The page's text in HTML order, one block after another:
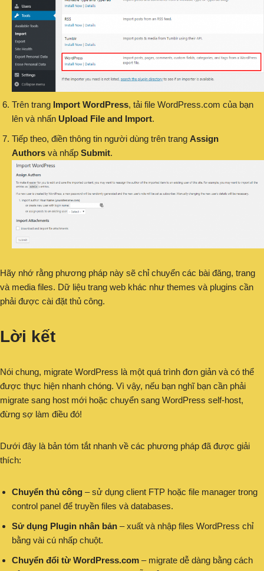
Trên trang Import WordPress, tải file WordPress.com của bạn
lên và nhấn Upload File and Import.
Tiếp theo, điền thông tin người dùng trên trang Assign
Authors và nhấp Submit.
Hãy nhớ rằng phương pháp này sẽ chỉ chuyển các bài đăng, trang
và media files. Dữ liệu trang web khác như themes và plugins cần
phải được cài đặt thủ công.
Lời kết
Nói chung, migrate WordPress là một quá trình đơn giản và có thể
được thực hiện nhanh chóng. Vì vậy, nếu bạn nghĩ bạn cần phải
migrate sang host mới hoặc chuyển sang WordPress self-host,
đừng sợ làm điều đó!
Dưới đây là bản tóm tắt nhanh về các phương pháp đã được giải
thích:
Chuyển thủ công – sử dụng client FTP hoặc file manager trong
control panel để truyền files và databases.
Sử dụng Plugin nhân bản – xuất và nhập files WordPress chỉ
bằng vài cú nhấp chuột.
Chuyển đổi từ WordPress.com – migrate dễ dàng bằng cách